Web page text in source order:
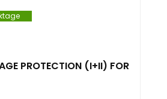
PROTECTION (I+II) FOR